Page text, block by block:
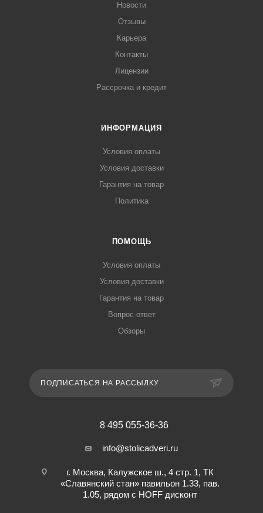
Новости
Отзывы
Карьера
Контакты
Лицензии
Рассрочка и кредит
ИНФОРМАЦИЯ
Условия оплаты
Условия доставки
Гарантия на товар
Политика
ПОМОЩЬ
Условия оплаты
Условия доставки
Гарантия на товар
Вопрос-ответ
Обзоры
ПОДПИСАТЬСЯ НА РАССЫЛКУ
8 495 055-36-36
info@stolicadveri.ru
г. Москва, Калужское ш., 4 стр. 1, ТК
«Славянский стан» павильон 1.33, пав.
1.05, рядом с HOFF дисконт